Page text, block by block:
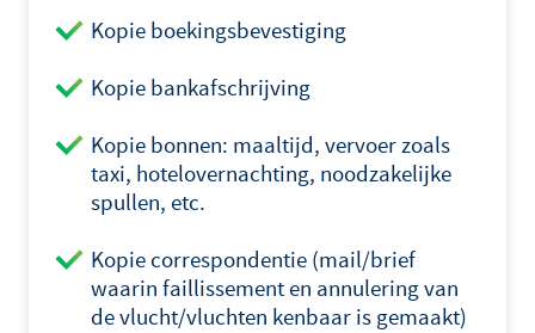
Kopie boekingsbevestiging
Kopie bankafschrijving
Kopie bonnen: maaltijd, vervoer zoals
taxi, hotelovernachting, noodzakelijke
spullen, etc.
Kopie correspondentie (mail/brief
waarin faillissement en annulering van
de vlucht/vluchten kenbaar is gemaakt)